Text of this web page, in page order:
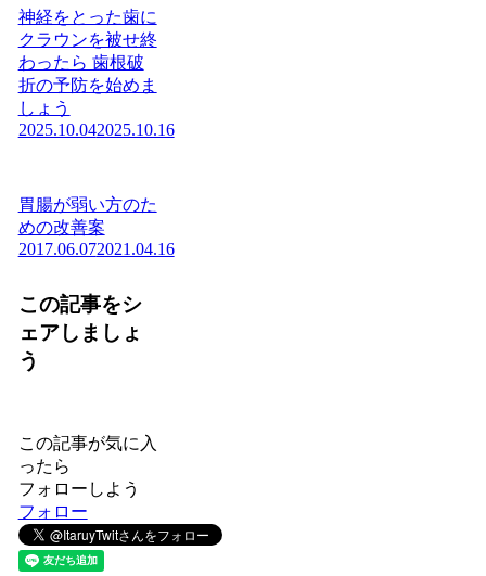
神経をとった歯に
クラウンを被せ終
わったら 歯根破
折の予防を始めま
しょう
2025.10.042025.10.16
胃腸が弱い方のた
めの改善案
2017.06.072021.04.16
この記事をシ
ェアしましょ
う
この記事が気に入
ったら
フォローしよう
フォロー